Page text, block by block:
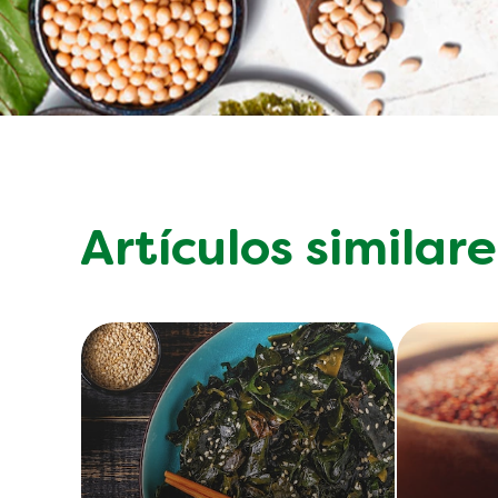
Artículos